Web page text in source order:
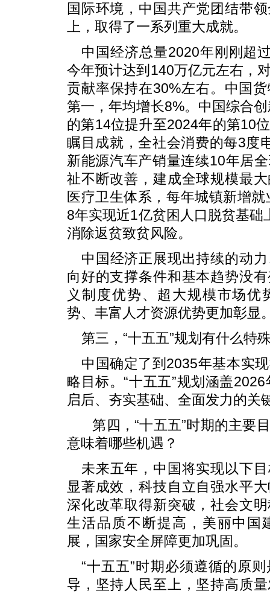
国际环境，中国共产党团结带
上，取得了一系列重大成就。
中国经济总量2020年刚刚超
今年预计达到140万亿元左右，
贡献率保持在30%左右。中国
第一，年均增长8%。中国综合
的第14位提升至2024年的第10
瞩目成就，全社会消费的每3度
新能源汽车产销量连续10年居
祉不断改善，建成全球规模最
医疗卫生体系，每年城镇新增
8年实现近1亿贫困人口脱贫基础
消除返贫致贫风险。
中国经济正展现出持续的动
向好的支撑条件和基本趋势没
义制度优势、超大规模市场优
势、丰富人才资源优势更加彰显
第三，“十五五”规划有什么特
中国确定了到2035年基本实
略目标。“十五五”规划涵盖
启后、夯实基础、全面发力的关
第四，“十五五”时期的主要
意味着哪些机遇？
未来五年，中国将实现以下
显著成效，科技自立自强水平
深化改革取得新突破，社会文
生活品质不断提高，美丽中国
展，国家安全屏障更加巩固。
“十五五”时期必须遵循的原
导，坚持人民至上，坚持高质